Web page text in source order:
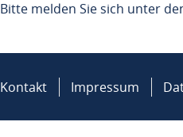
Bitte melden Sie sich unter
Kontakt Impressum